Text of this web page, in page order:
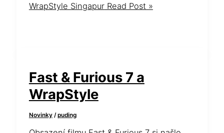
WrapStyle SingapurRead Post »
Fast & Furious 7 a
WrapStyle
Novinky/puding